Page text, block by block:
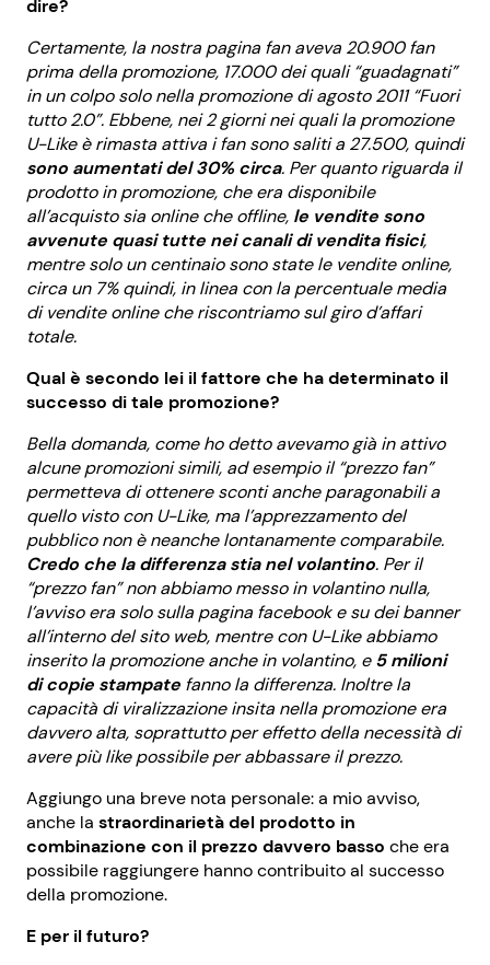
dire?
Certamente, la nostra pagina fan aveva 20.900 fan
prima della promozione, 17.000 dei quali “guadagnati”
in un colpo solo nella promozione di agosto 2011 “Fuori
tutto 2.0”. Ebbene, nei 2 giorni nei quali la promozione
U-Like è rimasta attiva i fan sono saliti a 27.500, quindi
sono aumentati del 30% circa. Per quanto riguarda il
prodotto in promozione, che era disponibile
all’acquisto sia online che offline, le vendite sono
avvenute quasi tutte nei canali di vendita fisici,
mentre solo un centinaio sono state le vendite online,
circa un 7% quindi, in linea con la percentuale media
di vendite online che riscontriamo sul giro d’affari
totale.
Qual è secondo lei il fattore che ha determinato il
successo di tale promozione?
Bella domanda, come ho detto avevamo già in attivo
alcune promozioni simili, ad esempio il “prezzo fan”
permetteva di ottenere sconti anche paragonabili a
quello visto con U-Like, ma l’apprezzamento del
pubblico non è neanche lontanamente comparabile.
Credo che la differenza stia nel volantino. Per il
“prezzo fan” non abbiamo messo in volantino nulla,
l’avviso era solo sulla pagina facebook e su dei banner
all’interno del sito web, mentre con U-Like abbiamo
inserito la promozione anche in volantino, e5 milioni
di copie stampate fanno la differenza. Inoltre la
capacità di viralizzazione insita nella promozione era
davvero alta, soprattutto per effetto della necessità di
avere più like possibile per abbassare il prezzo.
Aggiungo una breve nota personale: a mio avviso,
anche la straordinarietà del prodotto in
combinazione con il prezzo davvero basso che era
possibile raggiungere hanno contribuito al successo
della promozione.
E per il futuro?